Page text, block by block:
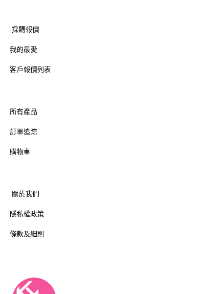
採購報價
我的最愛
客戶報價列表
所有產品
訂單追踪
購物車
關於我們
隱私權政策
條款及細則